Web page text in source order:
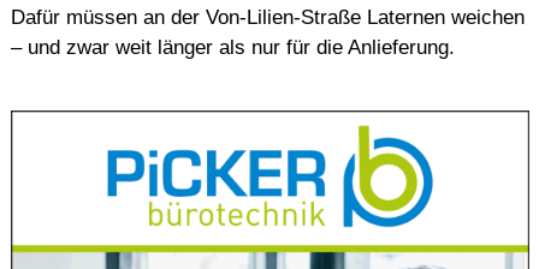
Dafür müssen an der Von-Lilien-Straße Laternen weichen
– und zwar weit länger als nur für die Anlieferung.